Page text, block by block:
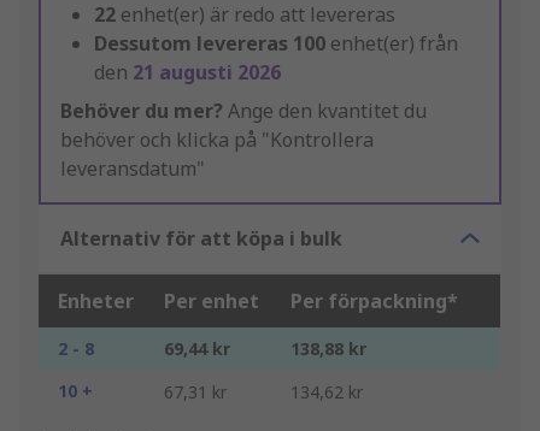
22 enhet(er) är redo att levereras
Dessutom levereras 100 enhet(er) från
den 21 augusti 2026
Behöver du mer? Ange den kvantitet du
behöver och klicka på "Kontrollera
leveransdatum"
Alternativ för att köpa i bulk
Enheter Per enhet Per förpackning*
2 - 8 69,44 kr
138,88 kr
10 +
67,31 kr 134,62 kr